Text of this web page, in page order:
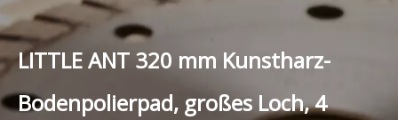
LITTLE ANT 320 mm Kunstharz-
Bodenpolierpad, großes Loch, 4